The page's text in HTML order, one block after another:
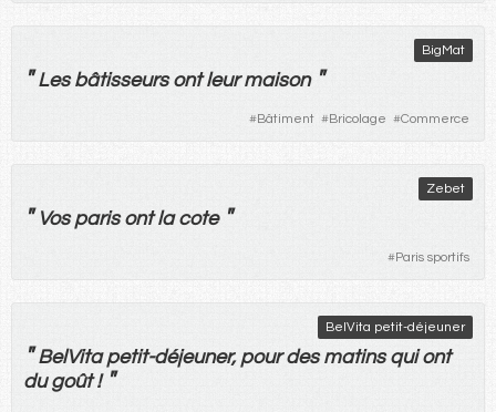
BigMat
" Les bâtisseurs ont leur maison "
#Bâtiment #Bricolage #Commerce
Zebet
" Vos paris ont la cote "
#Paris sportifs
BelVita petit-déjeuner
"BelVita petit-déjeuner, pour des matins qui ont
du goût! "